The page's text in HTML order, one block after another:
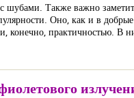
Также важно
Оно, как и в
конечно, практичностью.